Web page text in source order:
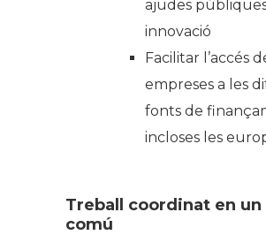
ajudes
innovació
Facilitar l’accés
empreses a les
fonts de
incloses les
Treball coordinat en
comú